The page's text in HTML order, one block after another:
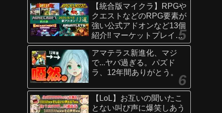
【統合版マイクラ】RPGや
クエストなどのRPG要素が
強い公式アドオンなど13個
紹介!! マーケットプレイス
情報
【Switch/Win10/PE/PS/Xb
ox】
アマテラス新進化、マジ
で...ヤバ過ぎる。パズド
ラ、12年間ありがとう。
【LoL】お互いの聞いたこ
とない叫び声に爆笑しあう